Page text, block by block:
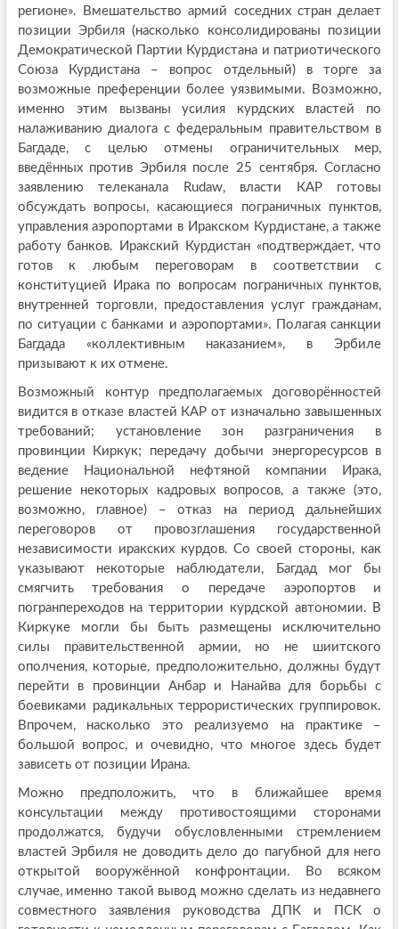
регионе». Вмешательство армий соседних стран делает
позиции Эрбиля (насколько консолидированы позиции
Демократической Партии Курдистана и патриотического
Союза Курдистана – вопрос отдельный) в торге за
возможные преференции более уязвимыми. Возможно,
именно этим вызваны усилия курдских властей по
налаживанию диалога с федеральным правительством в
Багдаде, с целью отмены ограничительных мер,
введённых против Эрбиля после 25 сентября. Согласно
заявлению телеканала Rudaw, власти КАР готовы
обсуждать вопросы, касающиеся пограничных пунктов,
управления аэропортами в Иракском Курдистане, а также
работу банков. Иракский Курдистан «подтверждает, что
готов к любым переговорам в соответствии с
конституцией Ирака по вопросам пограничных пунктов,
внутренней торговли, предоставления услуг гражданам,
по ситуации с банками и аэропортами». Полагая санкции
Багдада «коллективным наказанием», в Эрбиле
призывают к их отмене.
Возможный контур предполагаемых договорённостей
видится в отказе властей КАР от изначально завышенных
требований; установление зон разграничения в
провинции Киркук; передачу добычи энергоресурсов в
ведение Национальной нефтяной компании Ирака,
решение некоторых кадровых вопросов, а также (это,
возможно, главное) – отказ на период дальнейших
переговоров от провозглашения государственной
независимости иракских курдов. Со своей стороны, как
указывают некоторые наблюдатели, Багдад мог бы
смягчить требования о передаче аэропортов и
погранпереходов на территории курдской автономии. В
Киркуке могли бы быть размещены исключительно
силы правительственной армии, но не шиитского
ополчения, которые, предположительно, должны будут
перейти в провинции Анбар и Нанайва для борьбы с
боевиками радикальных террористических группировок.
Впрочем, насколько это реализуемо на практике –
большой вопрос, и очевидно, что многое здесь будет
зависеть от позиции Ирана.
Можно предположить, что в ближайшее время
консультации между противостоящими сторонами
продолжатся, будучи обусловленными стремлением
властей Эрбиля не доводить дело до пагубной для него
открытой вооружённой конфронтации. Во всяком
случае, именно такой вывод можно сделать из недавнего
совместного заявления руководства ДПК и ПСК о